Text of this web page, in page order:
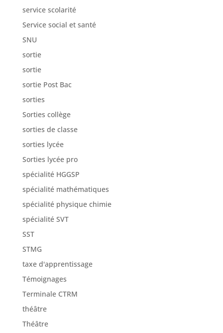
service scolarité
Service social et santé
SNU
sortie
sortie
sortie Post Bac
sorties
Sorties collège
sorties de classe
sorties lycée
Sorties lycée pro
spécialité HGGSP
spécialité mathématiques
spécialité physique chimie
spécialité SVT
SST
STMG
taxe d'apprentissage
Témoignages
Terminale CTRM
théâtre
Théâtre